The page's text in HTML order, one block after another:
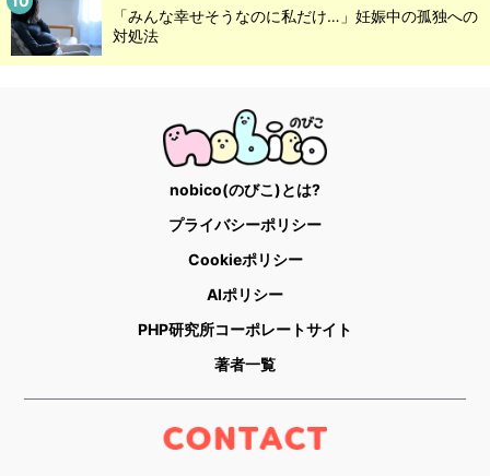
「みんな幸せそうなのに私だけ…」妊娠中の孤独への
対処法
nobico(のびこ)とは?
プライバシーポリシー
Cookieポリシー
AIポリシー
PHP研究所コーポレートサイト
著者一覧